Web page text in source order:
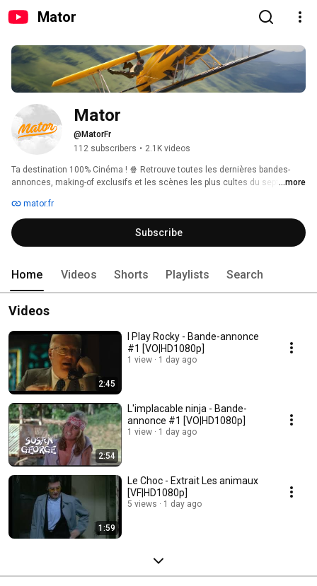
Mator
Mator
@MatorFr
112 subscribers • 2.1K videos
Ta destination 100% Cinéma ! 🍿 Retrouve toutes les dernières bandes-
annonces, making-of exclusifs et les scènes les plus cultes du septième
souvenirs de grand écran.
...more
mator.fr
Subscribe
Home Videos Shorts Playlists Search
Videos
2:45
I Play Rocky - Bande-annonce
#1 [VO|HD1080p]
1 view 1 day ago
2:54
L'implacable ninja - Bande-
annonce #1 [VO|HD1080p]
1 view 1 day ago
1:59
Le Choc - Extrait Les animaux
[VF|HD1080p]
5 views 1 day ago